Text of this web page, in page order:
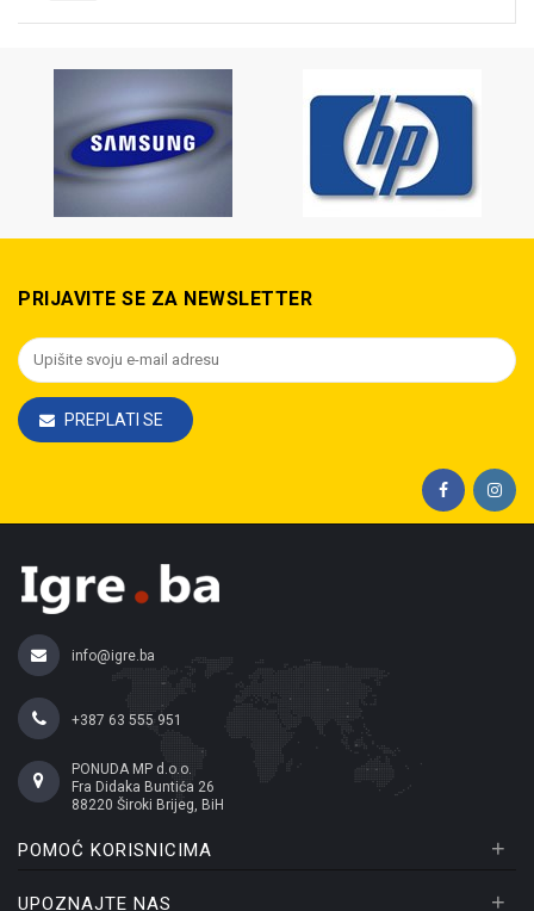
PRIJAVITE SE ZA NEWSLETTER
PREPLATI SE
info@igre.ba
+387 63 555 951
PONUDA MP d.o.o.
Fra Didaka Buntića 26
88220 Široki Brijeg, BiH
POMOĆ KORISNICIMA +
UPOZNAJTE NAS +